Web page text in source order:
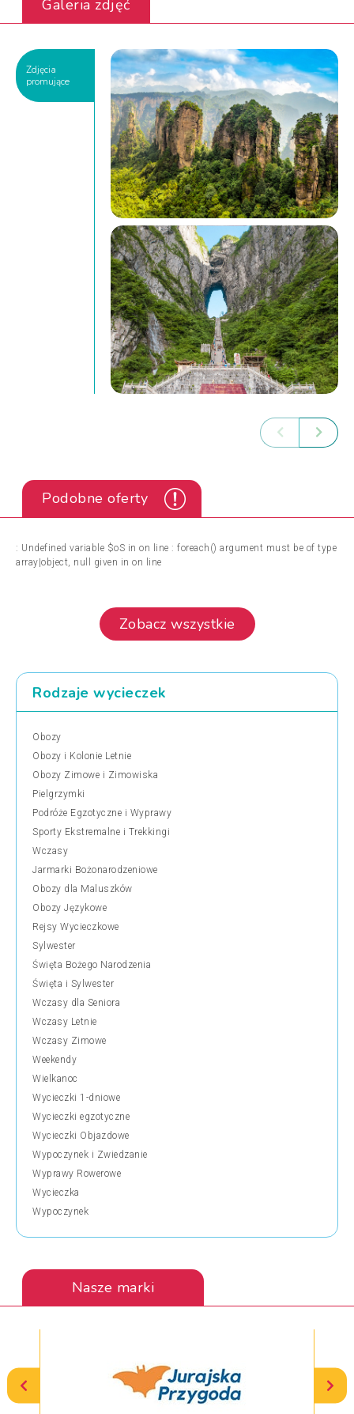
Galeria zdjęć
Zdjęcia
promujące
Podobne oferty
: Undefined variable $oS in on line : foreach() argument must be of type
array|object, null given in on line
Zobacz wszystkie
Rodzaje wycieczek
Obozy
Obozy i Kolonie Letnie
Obozy Zimowe i Zimowiska
Pielgrzymki
Podróże Egzotyczne i Wyprawy
Sporty Ekstremalne i Trekkingi
Wczasy
Jarmarki Bożonarodzeniowe
Obozy dla Maluszków
Obozy Językowe
Rejsy Wycieczkowe
Sylwester
Święta Bożego Narodzenia
Święta i Sylwester
Wczasy dla Seniora
Wczasy Letnie
Wczasy Zimowe
Weekendy
Wielkanoc
Wycieczki 1-dniowe
Wycieczki egzotyczne
Wycieczki Objazdowe
Wypoczynek i Zwiedzanie
Wyprawy Rowerowe
Wycieczka
Wypoczynek
Nasze marki